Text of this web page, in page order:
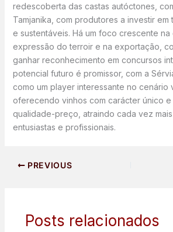
redescoberta das castas autóctones,
Tamjanika, com produtores a investir em
e sustentáveis. Há um foco crescente na
expressão do terroir e na exportação,
ganhar reconhecimento em concursos
potencial futuro é promissor, com a
como um player interessante no cenário
oferecendo vinhos com carácter único
qualidade-preço, atraindo cada vez
entusiastas e profissionais.
PREVIOUS
Posts relacionados